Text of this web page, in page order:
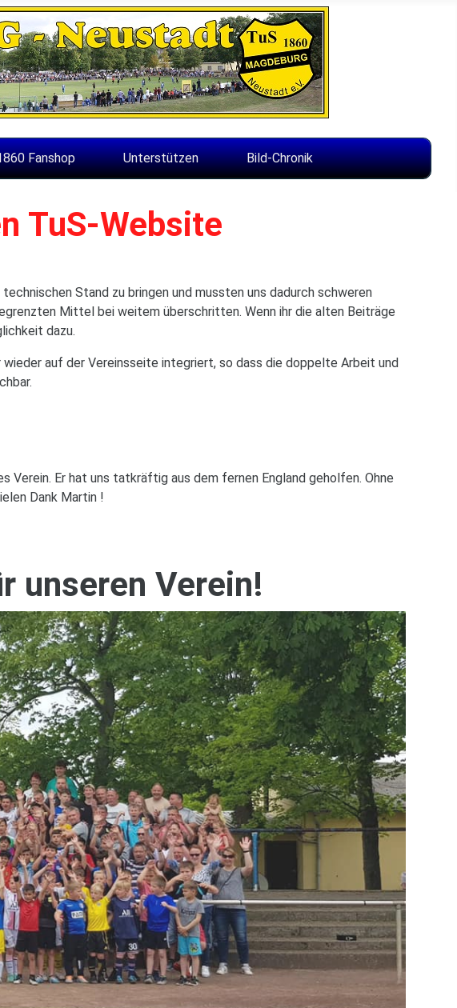
Fanshop Unterstützen Bild-Chronik
TuS-Website
Stand zu bringen und mussten uns dadurch schweren
Mittel bei weitem überschritten. Wenn ihr die alten Beiträge
dazu.
auf der Vereinsseite integriert, so dass die doppelte Arbeit und
Verein. Er hat uns tatkräftig aus dem fernen England geholfen. Ohne
Dank Martin !
unseren Verein!